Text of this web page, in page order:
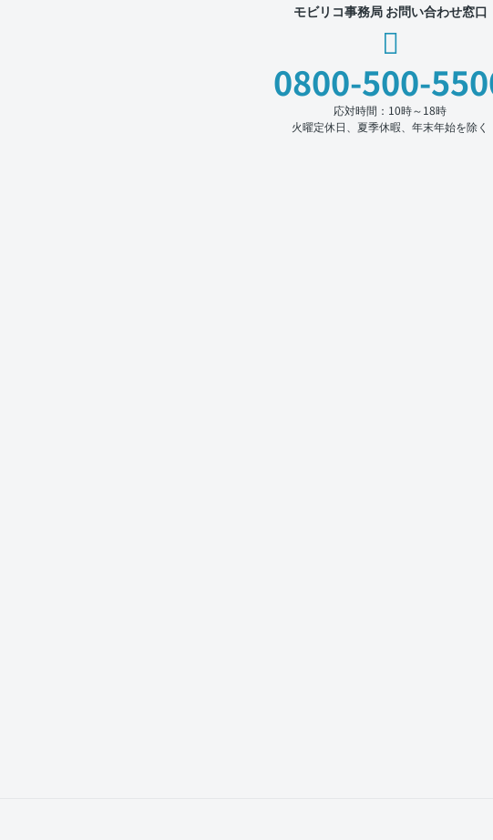
モビリコ事務局 お問い合わせ窓口
0800-500-
応対時間：10時～18時
火曜定休日、夏季休暇、年末年始を除く